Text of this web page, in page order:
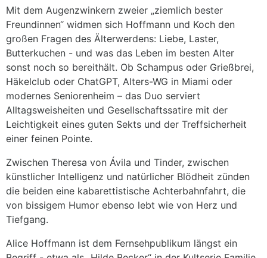
Mit dem Augenzwinkern zweier „ziemlich bester
Freundinnen“ widmen sich Hoffmann und Koch den
großen Fragen des Älterwerdens: Liebe, Laster,
Butterkuchen - und was das Leben im besten Alter
sonst noch so bereithält. Ob Schampus oder Grießbrei,
Häkelclub oder ChatGPT, Alters-WG in Miami oder
modernes Seniorenheim – das Duo serviert
Alltagsweisheiten und Gesellschaftssatire mit der
Leichtigkeit eines guten Sekts und der Treffsicherheit
einer feinen Pointe.
Zwischen Theresa von Ávila und Tinder, zwischen
künstlicher Intelligenz und natürlicher Blödheit zünden
die beiden eine kabarettistische Achterbahnfahrt, die
von bissigem Humor ebenso lebt wie von Herz und
Tiefgang.
Alice Hoffmann ist dem Fernsehpublikum längst ein